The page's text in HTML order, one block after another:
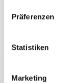
Präferenzen
Statistiken
Marketing